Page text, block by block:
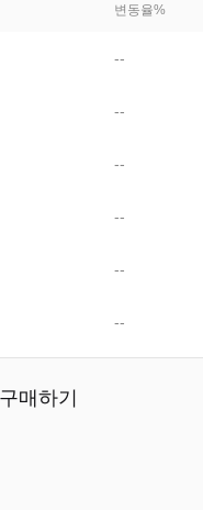
변동율%
--
--
--
--
--
--
매하기